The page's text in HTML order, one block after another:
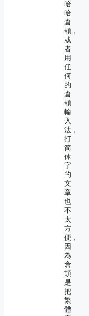
哈
哈
倉
頡，
或
者
用
任
何
的
倉
頡
輸
入
法，
打
简
体
字
的
文
章
也
不
太
方
便，
因
為
倉
頡
是
把
繁
體